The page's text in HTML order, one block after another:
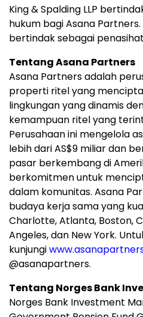
King & Spalding LLP
hukum bagi Asana
bertindak sebagai
Tentang Asana Partners
Asana Partners adalah
properti ritel yang
lingkungan yang dinamis
kemampuan ritel yang
Perusahaan ini mengelola
lebih dari AS$9 miliar dan
pasar berkembang di
berkomitmen untuk
dalam komunitas. Asana
budaya kerja sama yang
Charlotte, Atlanta, Boston,
Angeles, dan New York.
kunjungi
@asanapartners.
Tentang Norges Bank
Norges Bank Investment